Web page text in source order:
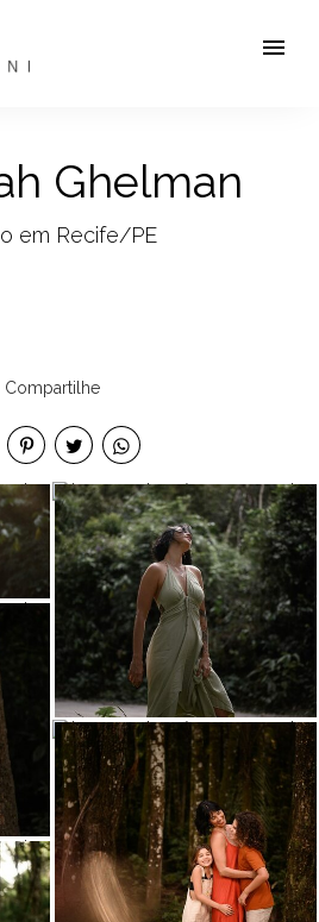
menu
Ghelman
em Recife/PE
Compartilhe